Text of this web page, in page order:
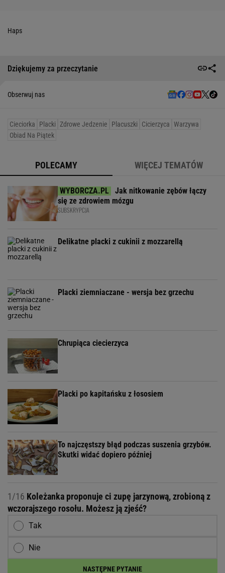
Haps
Dziękujemy za przeczytanie
Obserwuj nas
Cieciorka Placki Zdrowe Jedzenie Placuszki Cicierzyca Warzywa
Obiad Na Piątek
POLECAMY WIĘCEJ TEMATÓW
Jak nitkowanie zębów łączy
się ze zdrowiem mózgu
SUBSKRYPCJA
Delikatne placki z cukinii z mozzarellą
Placki ziemniaczane - wersja bez grzechu
Chrupiąca ciecierzyca
Placki po kapitańsku z łososiem
To najczęstszy błąd podczas suszenia grzybów.
Skutki widać dopiero później
1/16 Koleżanka proponuje ci zupę jarzynową, zrobioną z
wczorajszego rosołu. Możesz ją zjeść?
Tak
Nie
NASTĘPNE PYTANIE